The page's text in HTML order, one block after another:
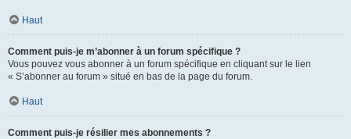
Haut
Comment puis-je m’abonner à un forum spécifique ?
Vous pouvez vous abonner à un forum spécifique en cliquant sur le lien
« S’abonner au forum » situé en bas de la page du forum.
Haut
Comment puis-je résilier mes abonnements ?